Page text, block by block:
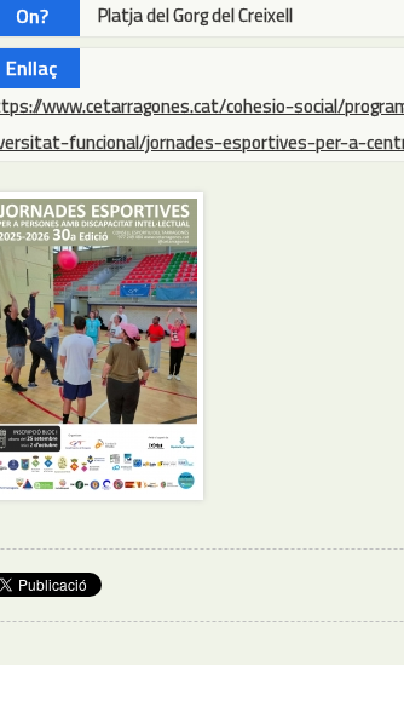
On? Platja del Gorg del Creixell
Enllaç
www.cetarragones.cat/cohesio-social/
funcional/jornades-esportives-per-a-